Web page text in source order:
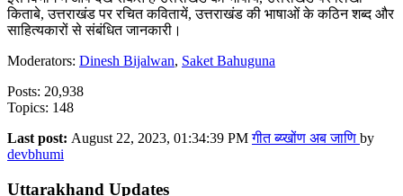
किताबे, उत्तराखंड पर रचित कवितायें, उत्तराखंड की भाषाओं के कठिन शब्द और
साहित्यकारों से संबंधित जानकारी।
Moderators: Dinesh Bijalwan, Saket Bahuguna
Posts: 20,938
Topics: 148
Last post: August 22, 2023, 01:34:39 PMगीत ब्य्खोंण अब जाणि by
devbhumi
Uttarakhand Updates